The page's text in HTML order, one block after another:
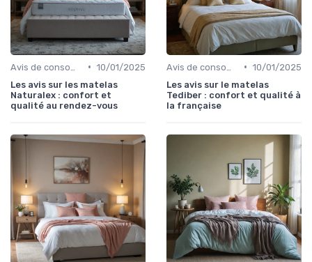
• 10/01/2025
Les avis sur les matelas
Naturalex : confort et
qualité au rendez-vous
• 10/01/2025
Les avis sur le matelas
Tediber : confort et qualité à
la française